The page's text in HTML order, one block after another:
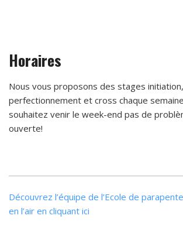
Horaires
Nous vous proposons des stages initiation,
perfectionnement et cross chaque
souhaitez venir le week-end pas de
ouverte!
Découvrez l’équipe de l’Ecole de
en l’air en cliquant ici